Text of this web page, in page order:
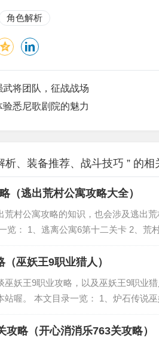
角色解析
将团队，征战战场
悉尼歌剧院的魅力
、装备推荐、战斗技巧 ” 的相
（逃出荒村公寓攻略大全）
荒村公寓攻略的知识，也会涉及逃出
览： 1、逃离公寓6第十二关卡 2、荒
密室逃脱荒村公寓攻略 5、Xcape密
巫妖王9职业猎人）
巫妖王9职业攻略，以及巫妖王9职业
站喔。 本文目录一览： 1、炉石传说
险模式怎么打 巫妖王9职业通关卡组
...
攻略（开心消消乐763关攻略）